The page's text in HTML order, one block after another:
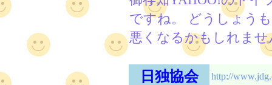
ですね。 どうしょう
悪くなるかもしれませ
日独協会 http://